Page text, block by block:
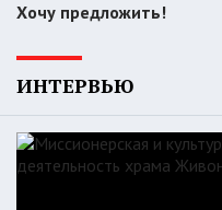
Хочу предложить!
ИНТЕРВЬЮ